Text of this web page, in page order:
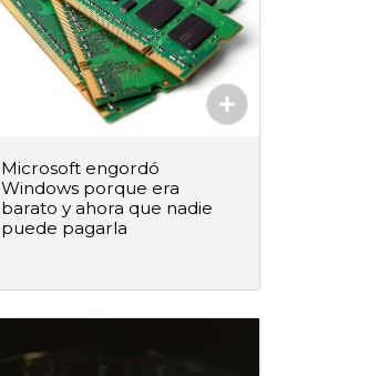
– +
Agregar al pedido
Microsoft engordó
Windows porque era
barato y ahora que nadie
puede pagarla